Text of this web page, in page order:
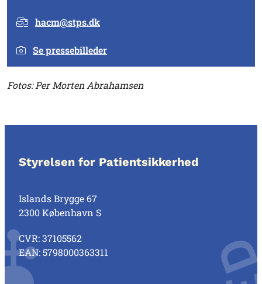
hacm@stps.dk
Se pressebilleder
Fotos: Per Morten Abrahamsen
Styrelsen for Patientsikkerhed
Islands Brygge 67
2300 København S
CVR: 37105562
EAN: 5798000363311